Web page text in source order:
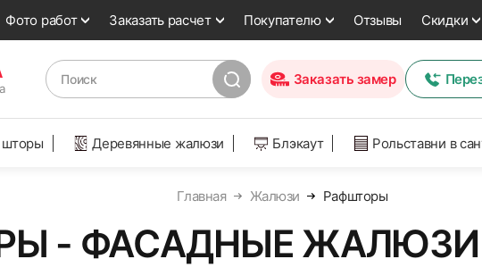
Фото работ Заказать расчет Покупателю Отзывы Скидки
Заказать замер
шторы Деревянные жалюзи Блэкаут Рольставни в
Главная Жалюзи Рафшторы
- ФАСАДНЫЕ ЖАЛЮЗИ